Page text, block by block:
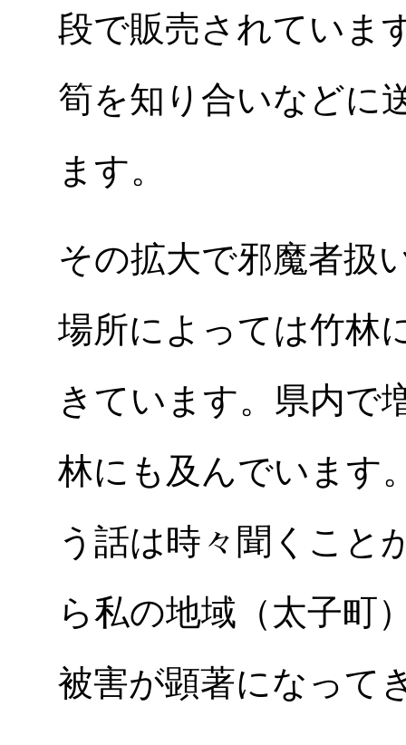
段で販売されていま
筍を知り合いなどに
ます。
その拡大で邪魔者扱
場所によっては竹林
きています。県内で
林にも及んでいます
う話は時々聞くこと
ら私の地域（太子町
被害が顕著になって